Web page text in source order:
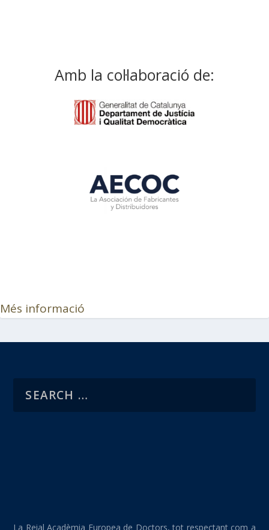
Amb la col·laboració de:
Més informació
La Reial Acadèmia Europea de Doctors, tot respectant com a